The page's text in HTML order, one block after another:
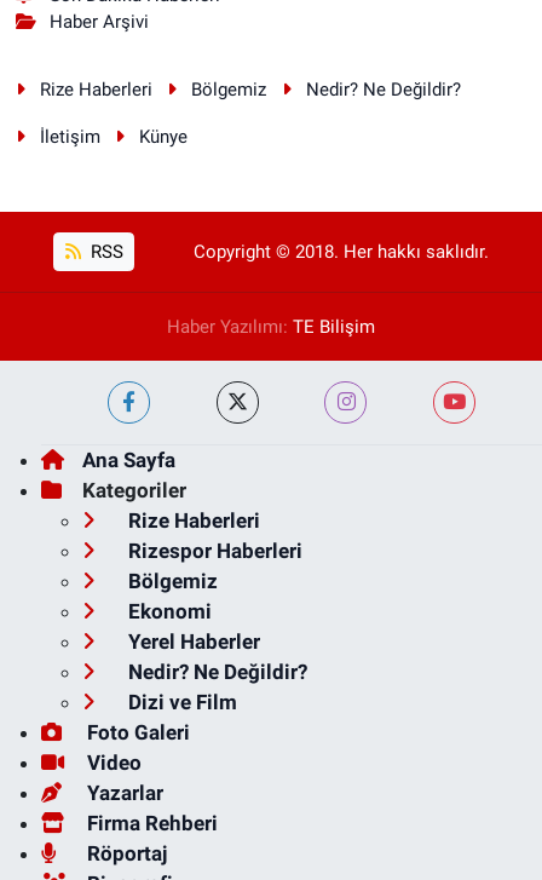
Haber Arşivi
Rize Haberleri Bölgemiz Nedir? Ne Değildir?
İletişim Künye
RSS Copyright © 2018. Her hakkı saklıdır.
Haber Yazılımı: TE Bilişim
Ana Sayfa
Kategoriler
Rize Haberleri
Rizespor Haberleri
Bölgemiz
Ekonomi
Yerel Haberler
Nedir? Ne Değildir?
Dizi ve Film
Foto Galeri
Video
Yazarlar
Firma Rehberi
Röportaj